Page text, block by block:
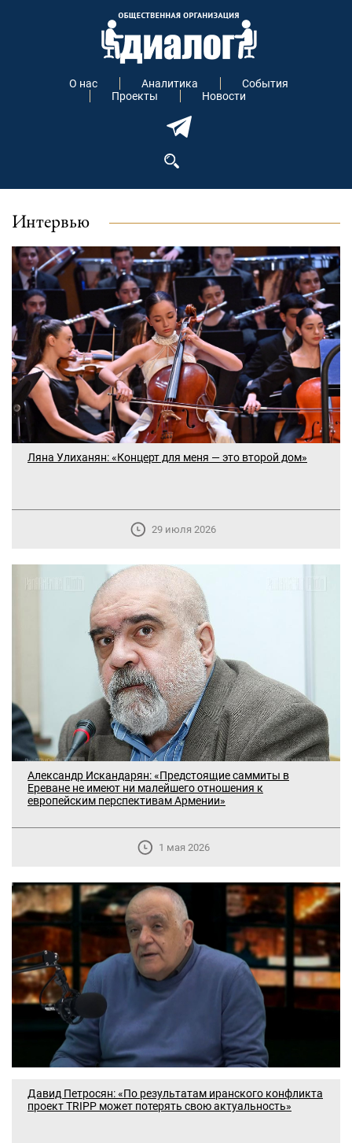
О нас Аналитика
События
Проекты
Новости
Интервью
Ляна Улиханян: «Концерт для меня — это второй дом»
29 июля 2026
Александр Искандарян: «Предстоящие саммиты в
Ереване не имеют ни малейшего отношения к
европейским перспективам Армении»
1 мая 2026
Давид Петросян: «По результатам иранского конфликта
проект TRIPP может потерять свою актуальность»